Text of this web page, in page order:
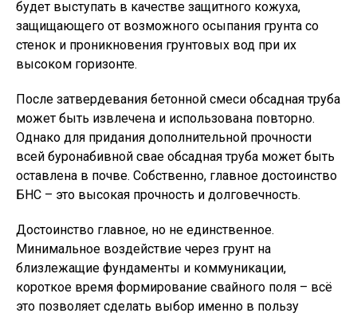
будет выступать в качестве защитного кожуха,
защищающего от возможного осыпания грунта со
стенок и проникновения грунтовых вод при их
высоком горизонте.
После затвердевания бетонной смеси обсадная труба
может быть извлечена и использована повторно.
Однако для придания дополнительной прочности
всей буронабивной свае обсадная труба может быть
оставлена в почве. Собственно, главное достоинство
БНС – это высокая прочность и долговечность.
Достоинство главное, но не единственное.
Минимальное воздействие через грунт на
близлежащие фундаменты и коммуникации,
короткое время формирование свайного поля – всё
это позволяет сделать выбор именно в пользу